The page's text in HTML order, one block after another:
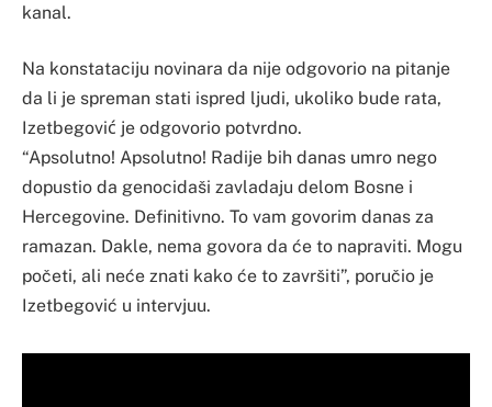
kanal.
Na konstataciju novinara da nije odgovorio na pitanje
da li je spreman stati ispred ljudi, ukoliko bude rata,
Izetbegović je odgovorio potvrdno.
“Apsolutno! Apsolutno! Radije bih danas umro nego
dopustio da genocidaši zavladaju delom Bosne i
Hercegovine. Definitivno. To vam govorim danas za
ramazan. Dakle, nema govora da će to napraviti. Mogu
početi, ali neće znati kako će to završiti”, poručio je
Izetbegović u intervjuu.